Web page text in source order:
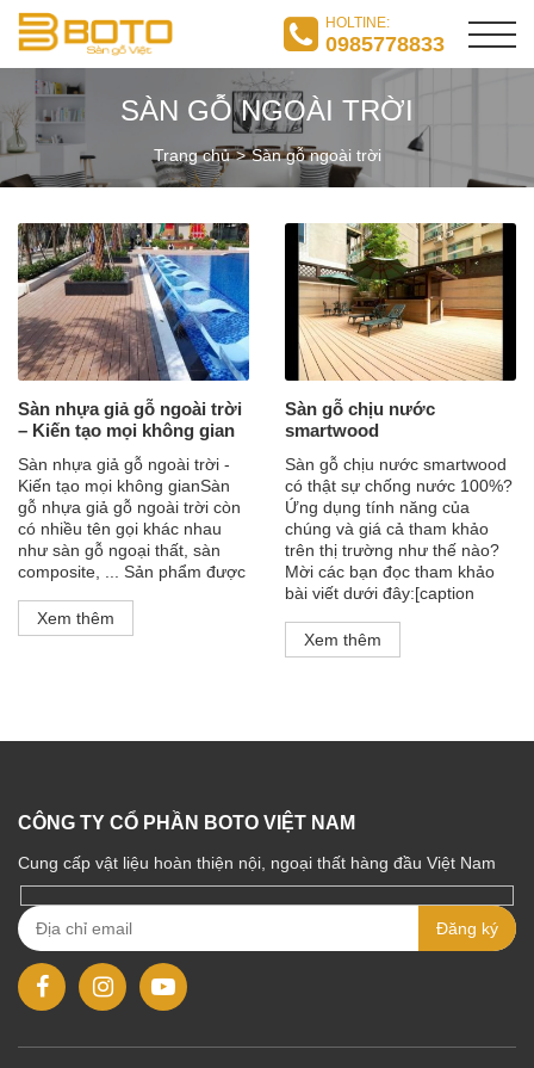
HOLTINE:
0985778833
SÀN GỖ NGOÀI TRỜI
Trang chủ Sàn gỗ ngoài trời
Sàn nhựa giả gỗ ngoài trời
– Kiến tạo mọi không gian
Sàn nhựa giả gỗ ngoài trời -
Kiến tạo mọi không gianSàn
gỗ nhựa giả gỗ ngoài trời còn
có nhiều tên gọi khác nhau
như sàn gỗ ngoại thất, sàn
composite, ... Sản phẩm được
Xem thêm
Sàn gỗ chịu nước
smartwood
Sàn gỗ chịu nước smartwood
có thật sự chống nước 100%?
Ứng dụng tính năng của
chúng và giá cả tham khảo
trên thị trường như thế nào?
Mời các bạn đọc tham khảo
bài viết dưới đây:[caption
Xem thêm
CÔNG TY CỔ PHẦN BOTO VIỆT NAM
Cung cấp vật liệu hoàn thiện nội, ngoại thất hàng đầu Việt Nam